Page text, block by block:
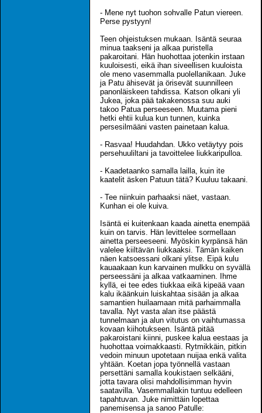
- Mene nyt tuohon sohvalle Patun viereen.
Perse pystyyn!
Teen ohjeistuksen mukaan. Isäntä seuraa
minua taakseni ja alkaa puristella
pakaroitani. Hän huohottaa jotenkin irstaan
kuuloisesti, eikä ihan siveellisen kuuloista
ole meno vasemmalla puolellanikaan. Juke
ja Patu ähisevät ja örisevät suunnilleen
panonläiskeen tahdissa. Katson olkani yli
Jukea, joka pää takakenossa suu auki
takoo Patua perseeseen. Muutama pieni
hetki ehtii kulua kun tunnen, kuinka
persesilmääni vasten painetaan kalua.
- Rasvaa! Huudahdan. Ukko vetäytyy pois
persehuuliltani ja tavoittelee liukkaripulloa.
- Kaadetaanko samalla lailla, kuin ite
kaatelit äsken Patuun tätä? Kuuluu takaani.
- Tee niinkuin parhaaksi näet, vastaan.
Kunhan ei ole kuiva.
Isäntä ei kuitenkaan kaada ainetta enempää
kuin on tarvis. Hän levittelee sormellaan
ainetta perseeseeni. Myöskin kyrpänsä hän
valelee kiiltävän liukkaaksi. Tämän kaiken
näen katsoessani olkani ylitse. Eipä kulu
kauaakaan kun karvainen mulkku on syvällä
perseessäni ja alkaa vatkaaminen. Ihme
kyllä, ei tee edes tiukkaa eikä kipeää vaan
kalu ikäänkuin luiskahtaa sisään ja alkaa
samantien huilaamaan mitä parhaimmalla
tavalla. Nyt vasta alan itse päästä
tunnelmaan ja alun vitutus on vaihtumassa
kovaan kiihotukseen. Isäntä pitää
pakaroistani kiinni, puskee kalua eestaas ja
huohottaa voimakkaasti. Rytmikkäin, pitkin
vedoin minuun upotetaan nuijaa enkä valita
yhtään. Koetan jopa työnnellä vastaan
persettäni samalla koukistaen selkääni,
jotta tavara olisi mahdollisimman hyvin
saatavilla. Vasemmallakin tuntuu edelleen
tapahtuvan. Juke nimittäin lopettaa
panemisensa ja sanoo Patulle: